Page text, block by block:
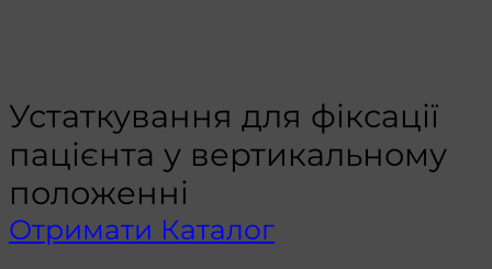
Устаткування для фіксації
пацієнта у вертикальному
положенні
Отримати Каталог